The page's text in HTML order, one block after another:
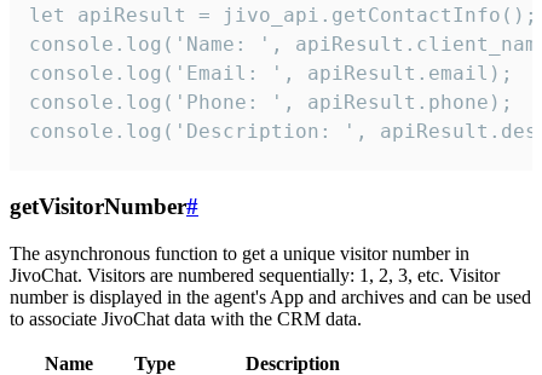
let apiResult = jivo_api.getContactInfo();
console.log('Name: ',
console.log('Email: ', apiResult.email);
console.log('Phone: ', apiResult.phone);
console.log('Description: ',
getVisitorNumber#
The asynchronous function to get a unique visitor number in
JivoChat. Visitors are numbered sequentially: 1, 2, 3, etc. Visitor
number is displayed in the agent's App and archives and can be used
to associate JivoChat data with the CRM data.
Name Type
Description